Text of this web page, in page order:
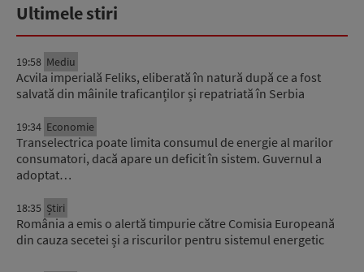
Ultimele stiri
19:58 Mediu
Acvila imperială Feliks, eliberată în natură după ce a fost
salvată din mâinile traficanților și repatriată în Serbia
19:34 Economie
Transelectrica poate limita consumul de energie al marilor
consumatori, dacă apare un deficit în sistem. Guvernul a
adoptat…
18:35 Știri
România a emis o alertă timpurie către Comisia Europeană
din cauza secetei și a riscurilor pentru sistemul energetic